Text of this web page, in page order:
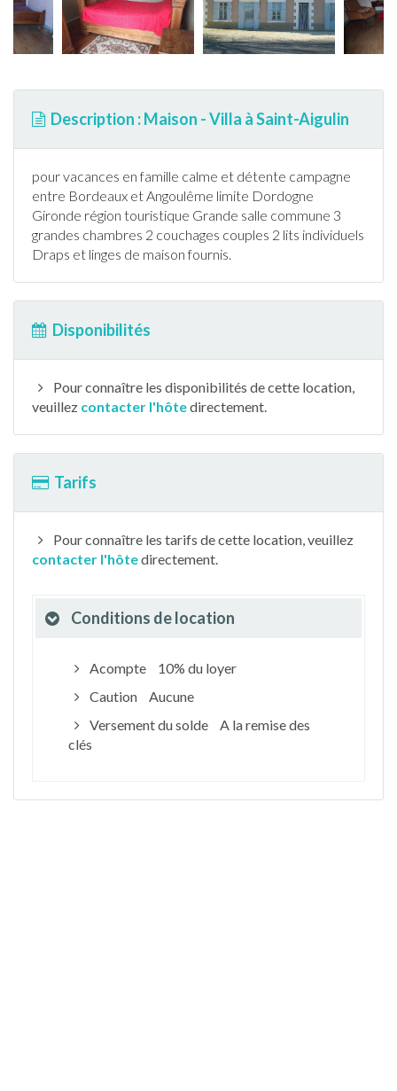
Description : Maison - Villa à Saint-Aigulin
pour vacances en famille calme et détente campagne
entre Bordeaux et Angoulême limite Dordogne
Gironde région touristique Grande salle commune 3
grandes chambres 2 couchages couples 2 lits individuels
Draps et linges de maison fournis.
Disponibilités
Pour connaître les disponibilités de cette location,
veuillez contacter l'hôtedirectement.
Tarifs
Pour connaître les tarifs de cette location, veuillez
contacter l'hôtedirectement.
Conditions de location
Acompte
10% du loyer
Caution
Aucune
Versement du solde
A la remise des
clés